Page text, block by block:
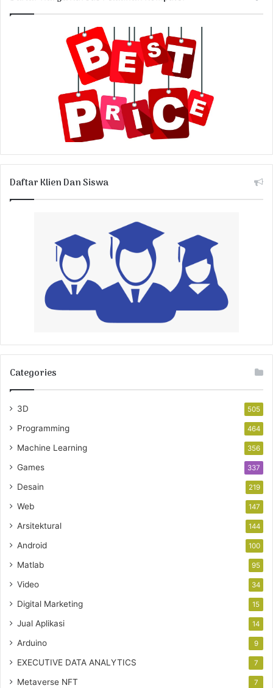
Daftar Klien Dan Siswa
Categories
3D 505
Programming 464
Machine Learning 356
Games 337
Desain 219
Web 147
Arsitektural 144
Android 100
Matlab 95
Video 34
Digital Marketing 15
Jual Aplikasi 14
Arduino 9
EXECUTIVE DATA ANALYTICS 7
Metaverse NFT 7